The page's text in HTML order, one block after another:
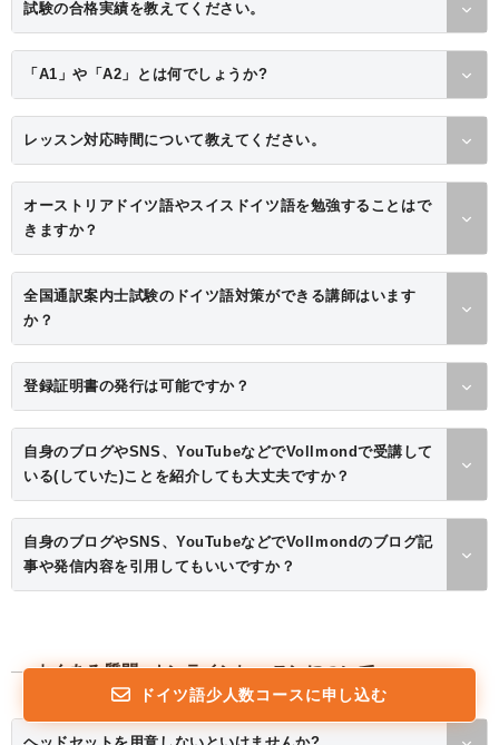
試験の合格実績を教えてください。
「A1」や「A2」とは何でしょうか?
レッスン対応時間について教えてください。
オーストリアドイツ語やスイスドイツ語を勉強することはで
きますか？
全国通訳案内士試験のドイツ語対策ができる講師はいます
か？
登録証明書の発行は可能ですか？
自身のブログやSNS、YouTubeなどでVollmondで受講して
いる(していた)ことを紹介しても大丈夫ですか？
自身のブログやSNS、YouTubeなどでVollmondのブログ記
事や発信内容を引用してもいいですか？
よくある質問: オンラインレッスンについて
ドイツ語少人数コースに申し込む